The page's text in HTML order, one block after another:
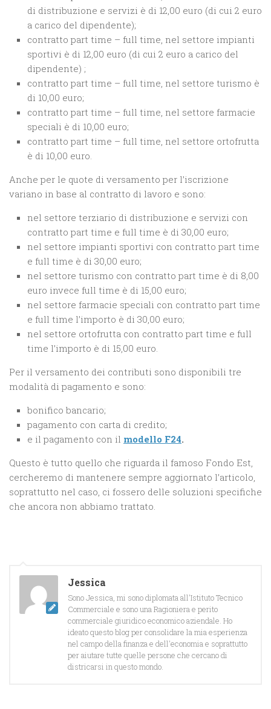
di distribuzione e servizi è di 12,00 euro (di cui 2 euro
a carico del dipendente);
contratto part time – full time, nel settore impianti
sportivi è di 12,00 euro (di cui 2 euro a carico del
dipendente) ;
contratto part time – full time, nel settore turismo è
di 10,00 euro;
contratto part time – full time, nel settore farmacie
speciali è di 10,00 euro;
contratto part time – full time, nel settore ortofrutta
è di 10,00 euro.
Anche per le quote di versamento per l’iscrizione
variano in base al contratto di lavoro e sono:
nel settore terziario di distribuzione e servizi con
contratto part time e full time è di 30,00 euro;
nel settore impianti sportivi con contratto part time
e full time è di 30,00 euro;
nel settore turismo con contratto part time è di 8,00
euro invece full time è di 15,00 euro;
nel settore farmacie speciali con contratto part time
e full time l’importo è di 30,00 euro;
nel settore ortofrutta con contratto part time e full
time l’importo è di 15,00 euro.
Per il versamento dei contributi sono disponibili tre
modalità di pagamento e sono:
bonifico bancario;
pagamento con carta di credito;
e il pagamento con il modello F24.
Questo è tutto quello che riguarda il famoso Fondo Est,
cercheremo di mantenere sempre aggiornato l’articolo,
soprattutto nel caso, ci fossero delle soluzioni specifiche
che ancora non abbiamo trattato.
Jessica
Sono Jessica, mi sono diplomata all'Istituto Tecnico
Commerciale e sono una Ragioniera e perito
commerciale giuridico economico aziendale. Ho
ideato questo blog per consolidare la mia esperienza
nel campo della finanza e dell'economia e soprattutto
per aiutare tutte quelle persone che cercano di
districarsi in questo mondo.